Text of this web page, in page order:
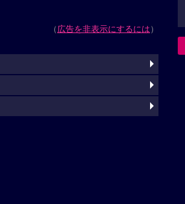
（広告を非表示にするには）